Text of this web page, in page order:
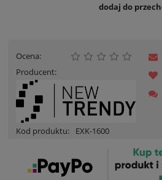
dodaj do
Ocena:
Producent:
Kod produktu: EXK-1600